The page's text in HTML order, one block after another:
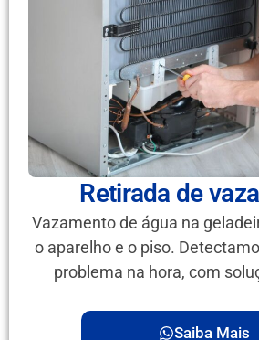
Retirada de
Vazamento de água na
o aparelho e o piso.
problema na hora, com
Saiba Mais